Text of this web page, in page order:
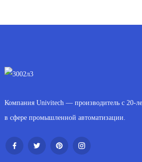
Компания Univitech — производитель с 20-
в сфере промышленной автоматизации.